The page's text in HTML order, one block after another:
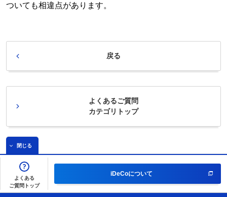
ついても相違点があります。
戻る
よくあるご質問
カテゴリトップ
閉じる
よくある
ご質問トップ
iDeCoについて